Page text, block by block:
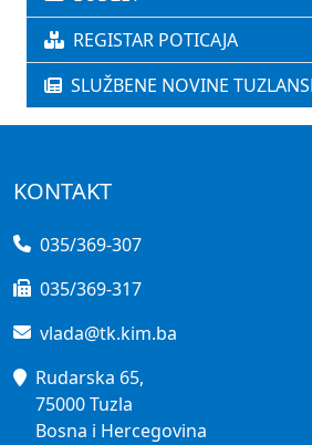
REGISTAR POTICAJA
SLUŽBENE NOVINE
KONTAKT
035/369-307
035/369-317
vlada@tk.kim.ba
Rudarska 65,
75000 Tuzla
Bosna i Hercegovina